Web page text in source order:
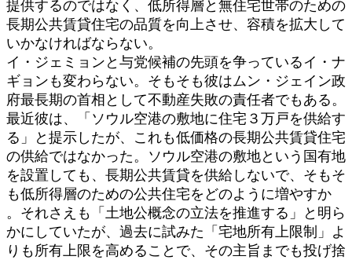
提供するのではなく、低所得層と無住宅世帯のための
長期公共賃貸住宅の品質を向上させ、容積を拡大して
いかなければならない。
イ・ジェミョンと与党候補の先頭を争っているイ・ナ
ギョンも変わらない。そもそも彼はムン・ジェイン政
府最長期の首相として不動産失敗の責任者でもある。
最近彼は、「ソウル空港の敷地に住宅３万戸を供給す
る」と提示したが、これも低価格の長期公共賃貸住宅
の供給ではなかった。ソウル空港の敷地という国有地
を設置しても、長期公共賃貸を供給しないで、そもそ
も低所得層のための公共住宅をどのように増やすか
。それさえも「土地公概念の立法を推進する」と明ら
かにしていたが、過去に試みた「宅地所有上限制」よ
りも所有上限を高めることで、その主旨までも投げ捨